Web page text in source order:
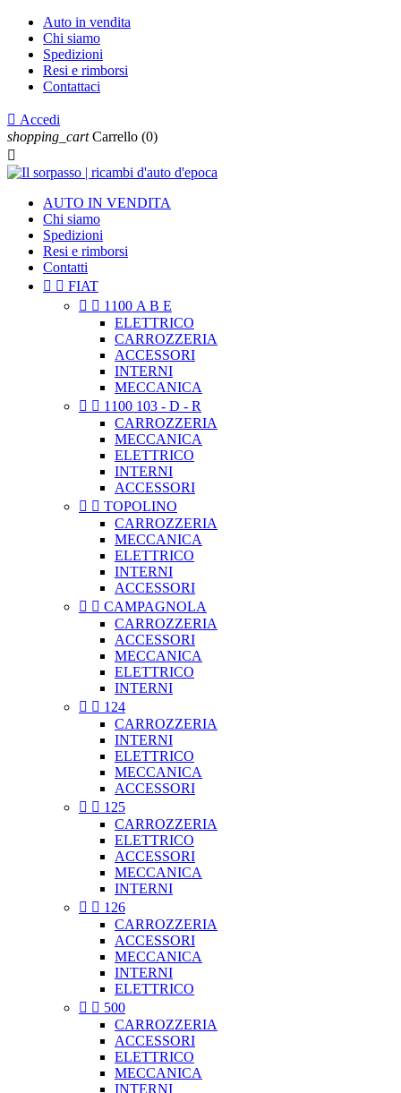
Auto in vendita
Chi siamo
Spedizioni
Resi e rimborsi
Contattaci
 Accedi
shopping_cart Carrello (0)

AUTO IN VENDITA
Chi siamo
Spedizioni
Resi e rimborsi
Contatti
  FIAT
  1100 A B E
ELETTRICO
CARROZZERIA
ACCESSORI
INTERNI
MECCANICA
  1100 103 - D - R
CARROZZERIA
MECCANICA
ELETTRICO
INTERNI
ACCESSORI
  TOPOLINO
CARROZZERIA
MECCANICA
ELETTRICO
INTERNI
ACCESSORI
  CAMPAGNOLA
CARROZZERIA
ACCESSORI
MECCANICA
ELETTRICO
INTERNI
  124
CARROZZERIA
INTERNI
ELETTRICO
MECCANICA
ACCESSORI
  125
CARROZZERIA
ELETTRICO
ACCESSORI
MECCANICA
INTERNI
  126
CARROZZERIA
ACCESSORI
MECCANICA
INTERNI
ELETTRICO
  500
CARROZZERIA
ACCESSORI
ELETTRICO
MECCANICA
INTERNI